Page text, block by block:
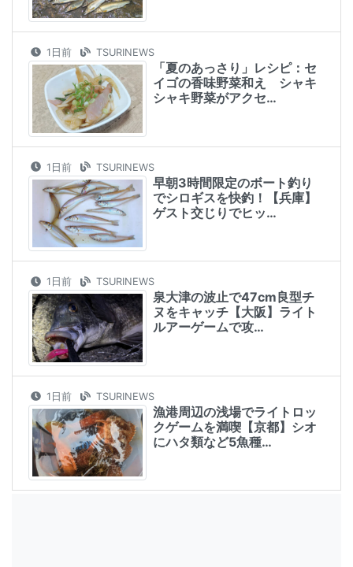
1日前 TSURINEWS
「夏のあっさり」レシピ：セ
イゴの香味野菜和え シャキ
シャキ野菜がアクセ…
1日前 TSURINEWS
早朝3時間限定のボート釣り
でシロギスを快釣！【兵庫】
ゲスト交じりでヒッ…
1日前 TSURINEWS
泉大津の波止で47cm良型チ
ヌをキャッチ【大阪】ライト
ルアーゲームで攻…
1日前 TSURINEWS
漁港周辺の浅場でライトロッ
クゲームを満喫【京都】シオ
にハタ類など5魚種…